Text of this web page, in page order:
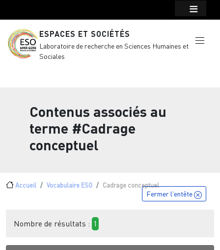
ESPACES ET SOCIÉTÉS
Laboratoire de recherche en Sciences Humaines et
Sociales
Contenus associés au
terme #Cadrage
conceptuel
Fil d'Ariane
Accueil Vocabulaire ESO Cadrage conceptuel
Fermer l'entête
Nombre de résultats : 1